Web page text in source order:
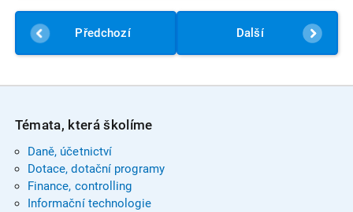
Předchozí Další
Témata, která školíme
Daně, účetnictví
Dotace, dotační programy
Finance, controlling
Informační technologie